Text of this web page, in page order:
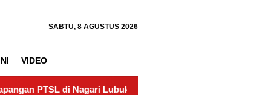
SABTU, 8 AGUSTUS 2026
VIDEO
Nagari Lubuk Gadang Timur Wujudkan Kepastian Hukum